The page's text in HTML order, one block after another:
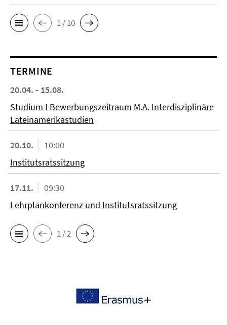
1 / 10
TERMINE
20.04. - 15.08.
Studium I Bewerbungszeitraum M.A. Interdisziplinäre
Lateinamerikastudien
20.10.
10:00
Institutsratssitzung
17.11.
09:30
Lehrplankonferenz und Institutsratssitzung
1 / 2